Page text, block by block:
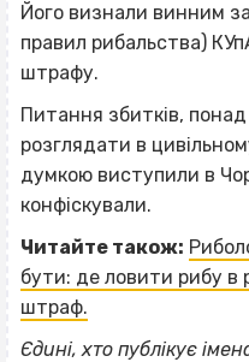
Його визнали винним
правил рибальства)
штрафу.
Питання збитків,
розглядати в
думкою виступили в
конфіскували.
Читайте також:
бути: де ловити рибу в
штраф.
Єдині, хто публікує